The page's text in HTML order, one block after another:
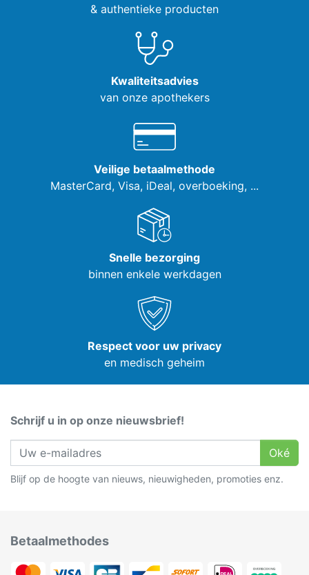
& authentieke producten
Kwaliteitsadvies
van onze apothekers
Veilige betaalmethode
MasterCard, Visa, iDeal, overboeking, ...
Snelle bezorging
binnen enkele werkdagen
Respect voor uw privacy
en medisch geheim
Schrijf u in op onze nieuwsbrief!
Oké
Blijf op de hoogte van nieuws, nieuwigheden, promoties enz.
Betaalmethodes